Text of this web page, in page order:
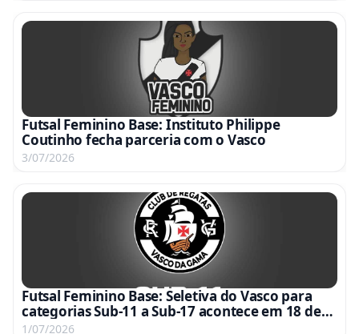
Futsal Feminino Base: Instituto Philippe
Coutinho fecha parceria com o Vasco
3/07/2026
Futsal Feminino Base: Seletiva do Vasco para
categorias Sub-11 a Sub-17 acontece em 18 de
julho
1/07/2026